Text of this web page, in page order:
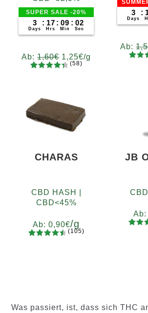
SUPER SALE -20%
3
Days
: 17
Hrs
: 09
Min
: 01
Sec
Ab:1,60€ 1,25€/g
von 5,
basieren
d auf
Kundenb
(58)
3
Days
:
Ab:
d
CHARAS
CBD HASH |
CBD<45%
Ab:0,90€/g
ewertung
(105)
JB
Ab:
Was passiert, ist, dass sich THC